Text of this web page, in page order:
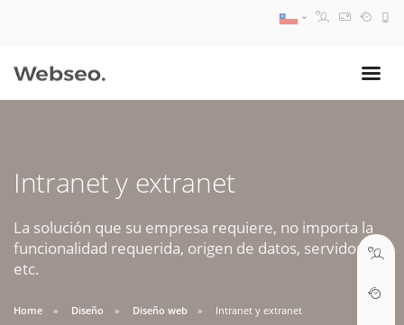
Intranet y extranet
La solución que su empresa requiere, no importa la
funcionalidad requerida, origen de datos, servidores,
etc.
Home Diseño Diseño web Intranet y extranet
09:30 AM A 18:30 PM
soporte@webseo.cl
ABRIR TICKET